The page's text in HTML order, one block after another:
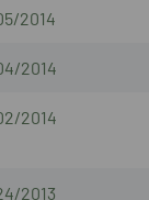
2014
2014
2014
2013